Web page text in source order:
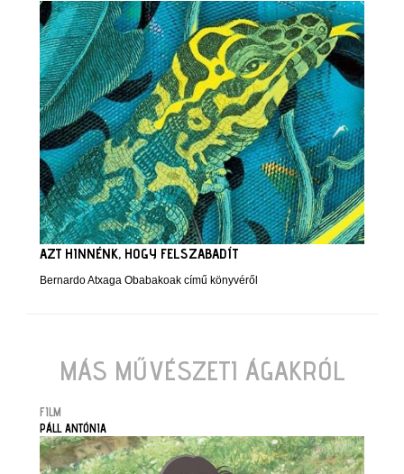
AZT HINNÉNK, HOGY FELSZABADÍT
Bernardo Atxaga Obabakoak című könyvéről
MÁS MŰVÉSZETI ÁGAKRÓL
FILM
PÁLL ANTÓNIA